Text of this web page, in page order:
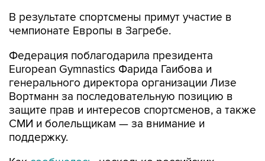
В результате спортсмены примут участие в
чемпионате Европы в Загребе.
Федерация поблагодарила президента
European Gymnastics Фарида Гаибова и
генерального директора организации Лизе
Вортманн за последовательную позицию в
защите прав и интересов спортсменов, а также
СМИ и болельщикам — за внимание и
поддержку.